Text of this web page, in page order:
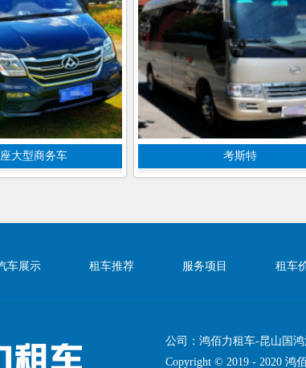
大型商务车 考斯特
车展示 租车推荐 服务项目 租车
公司：鸿佰力租车-昆山国
Copyright © 2019 - 2020 鸿